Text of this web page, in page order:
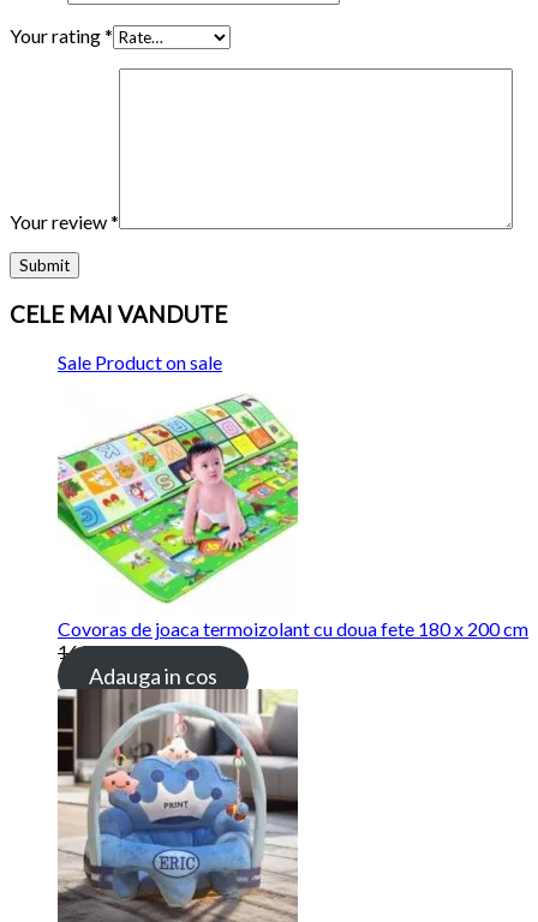
Your rating*
Your review*
CELE MAI VANDUTE
Sale Product on sale
Covoras de joaca termoizolant cu doua fete 180 x 200 cm
169.00lei115.00lei
Adauga in cos